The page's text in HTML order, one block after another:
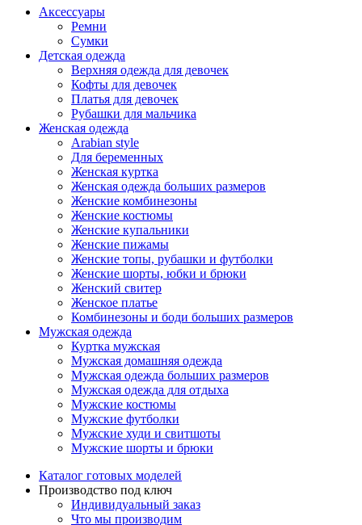
Аксессуары
Ремни
Сумки
Детская одежда
Верхняя одежда для девочек
Кофты для девочек
Платья для девочек
Рубашки для мальчика
Женская одежда
Arabian style
Для беременных
Женская куртка
Женская одежда больших размеров
Женские комбинезоны
Женские костюмы
Женские купальники
Женские пижамы
Женские топы, рубашки и футболки
Женские шорты, юбки и брюки
Женский свитер
Женское платье
Комбинезоны и боди больших размеров
Мужская одежда
Куртка мужская
Мужская домашняя одежда
Мужская одежда больших размеров
Мужская одежда для отдыха
Мужские костюмы
Мужские футболки
Мужские худи и свитшоты
Мужские шорты и брюки
Каталог готовых моделей
Производство под ключ
Индивидуальный заказ
Что мы производим